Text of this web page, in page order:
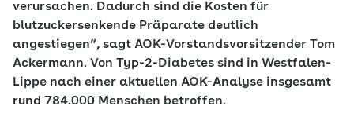
verursachen. Dadurch sind die Kosten für
blutzuckersenkende Präparate deutlich
angestiegen“, sagt AOK-Vorstandsvorsitzender Tom
Ackermann. Von Typ-2-Diabetes sind in Westfalen-
Lippe nach einer aktuellen AOK-Analyse insgesamt
rund 784.000 Menschen betroffen.